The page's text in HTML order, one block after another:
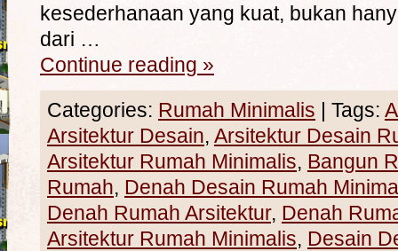
kesederhanaan yang kuat, bukan
dari …
Continue reading »
Categories: Rumah Minimalis | Tags:
Arsitektur Desain, Arsitektur Desain
Arsitektur Rumah Minimalis, Bangun
Rumah, Denah Desain Rumah
Denah Rumah Arsitektur, Denah
Arsitektur Rumah Minimalis, Desain